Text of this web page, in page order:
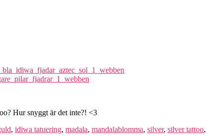
Hur snyggt är det inte?! <3
, idiwa tatuering, madala, mandalablomma, silver, silver tattoo,